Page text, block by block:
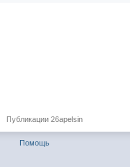
Публикации 26apelsin
Помощь